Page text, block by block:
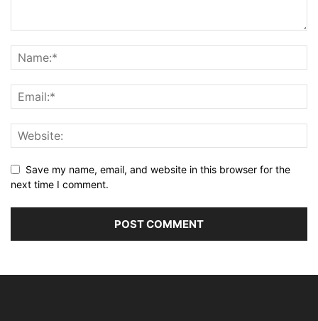
Save my name, email, and website in this browser for the
next time I comment.